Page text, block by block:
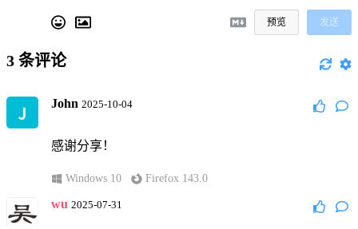
预览 发送
3 条评论
John 2025-10-04
感谢分享！
Windows 10 Firefox 143.0
wu 2025-07-31